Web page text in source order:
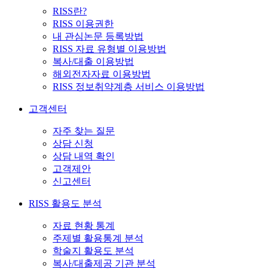
RISS란?
RISS 이용권한
내 관심논문 등록방법
RISS 자료 유형별 이용방법
복사/대출 이용방법
해외전자자료 이용방법
RISS 정보취약계층 서비스 이용방법
고객센터
자주 찾는 질문
상담 신청
상담 내역 확인
고객제안
신고센터
RISS 활용도 분석
자료 현황 통계
주제별 활용통계 분석
학술지 활용도 분석
복사/대출제공 기관 분석